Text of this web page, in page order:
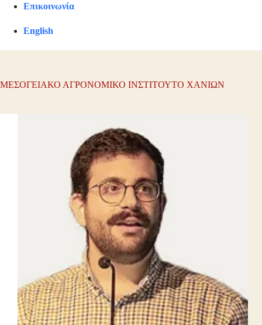
Επικοινωνία
English
ΜΕΣΟΓΕΙΑΚΟ ΑΓΡΟΝΟΜΙΚΟ ΙΝΣΤΙΤΟΥΤΟ ΧΑΝΙΩΝ